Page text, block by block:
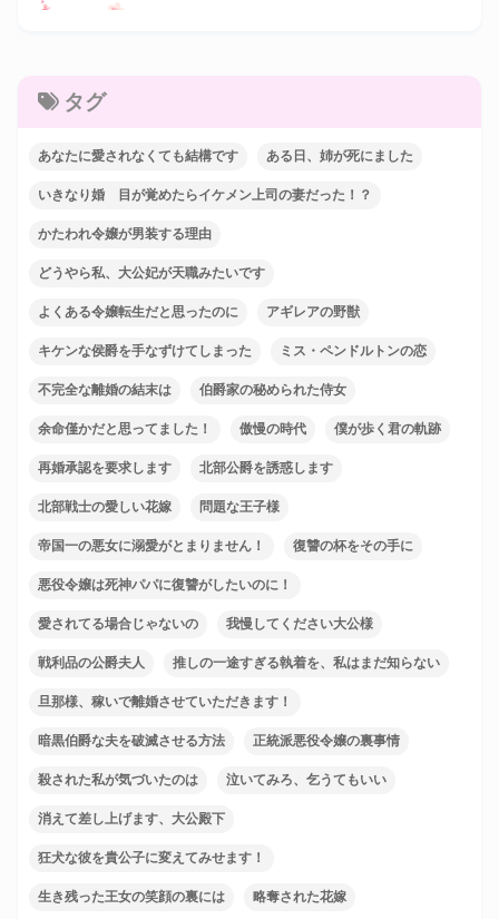
タグ
あなたに愛されなくても結構です ある日、姉が死にました
いきなり婚 目が覚めたらイケメン上司の妻だった！？
かたわれ令嬢が男装する理由
どうやら私、大公妃が天職みたいです
よくある令嬢転生だと思ったのに アギレアの野獣
キケンな侯爵を手なずけてしまった ミス・ペンドルトンの恋
不完全な離婚の結末は 伯爵家の秘められた侍女
余命僅かだと思ってました！ 傲慢の時代 僕が歩く君の軌跡
再婚承認を要求します 北部公爵を誘惑します
北部戦士の愛しい花嫁 問題な王子様
帝国一の悪女に溺愛がとまりません！ 復讐の杯をその手に
悪役令嬢は死神パパに復讐がしたいのに！
愛されてる場合じゃないの 我慢してください大公様
戦利品の公爵夫人 推しの一途すぎる執着を、私はまだ知らない
旦那様、稼いで離婚させていただきます！
暗黒伯爵な夫を破滅させる方法 正統派悪役令嬢の裏事情
殺された私が気づいたのは 泣いてみろ、乞うてもいい
消えて差し上げます、大公殿下
狂犬な彼を貴公子に変えてみせます！
生き残った王女の笑顔の裏には 略奪された花嫁